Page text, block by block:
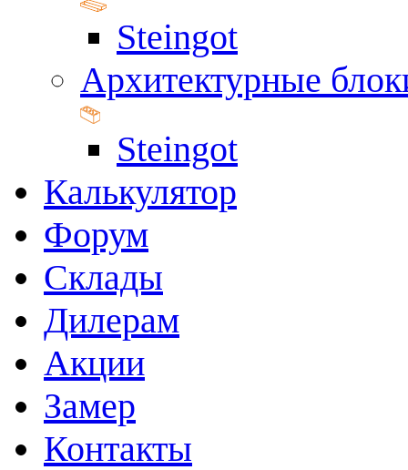
Steingot
Архитектурные
Steingot
Калькулятор
Форум
Склады
Дилерам
Акции
Замер
Контакты